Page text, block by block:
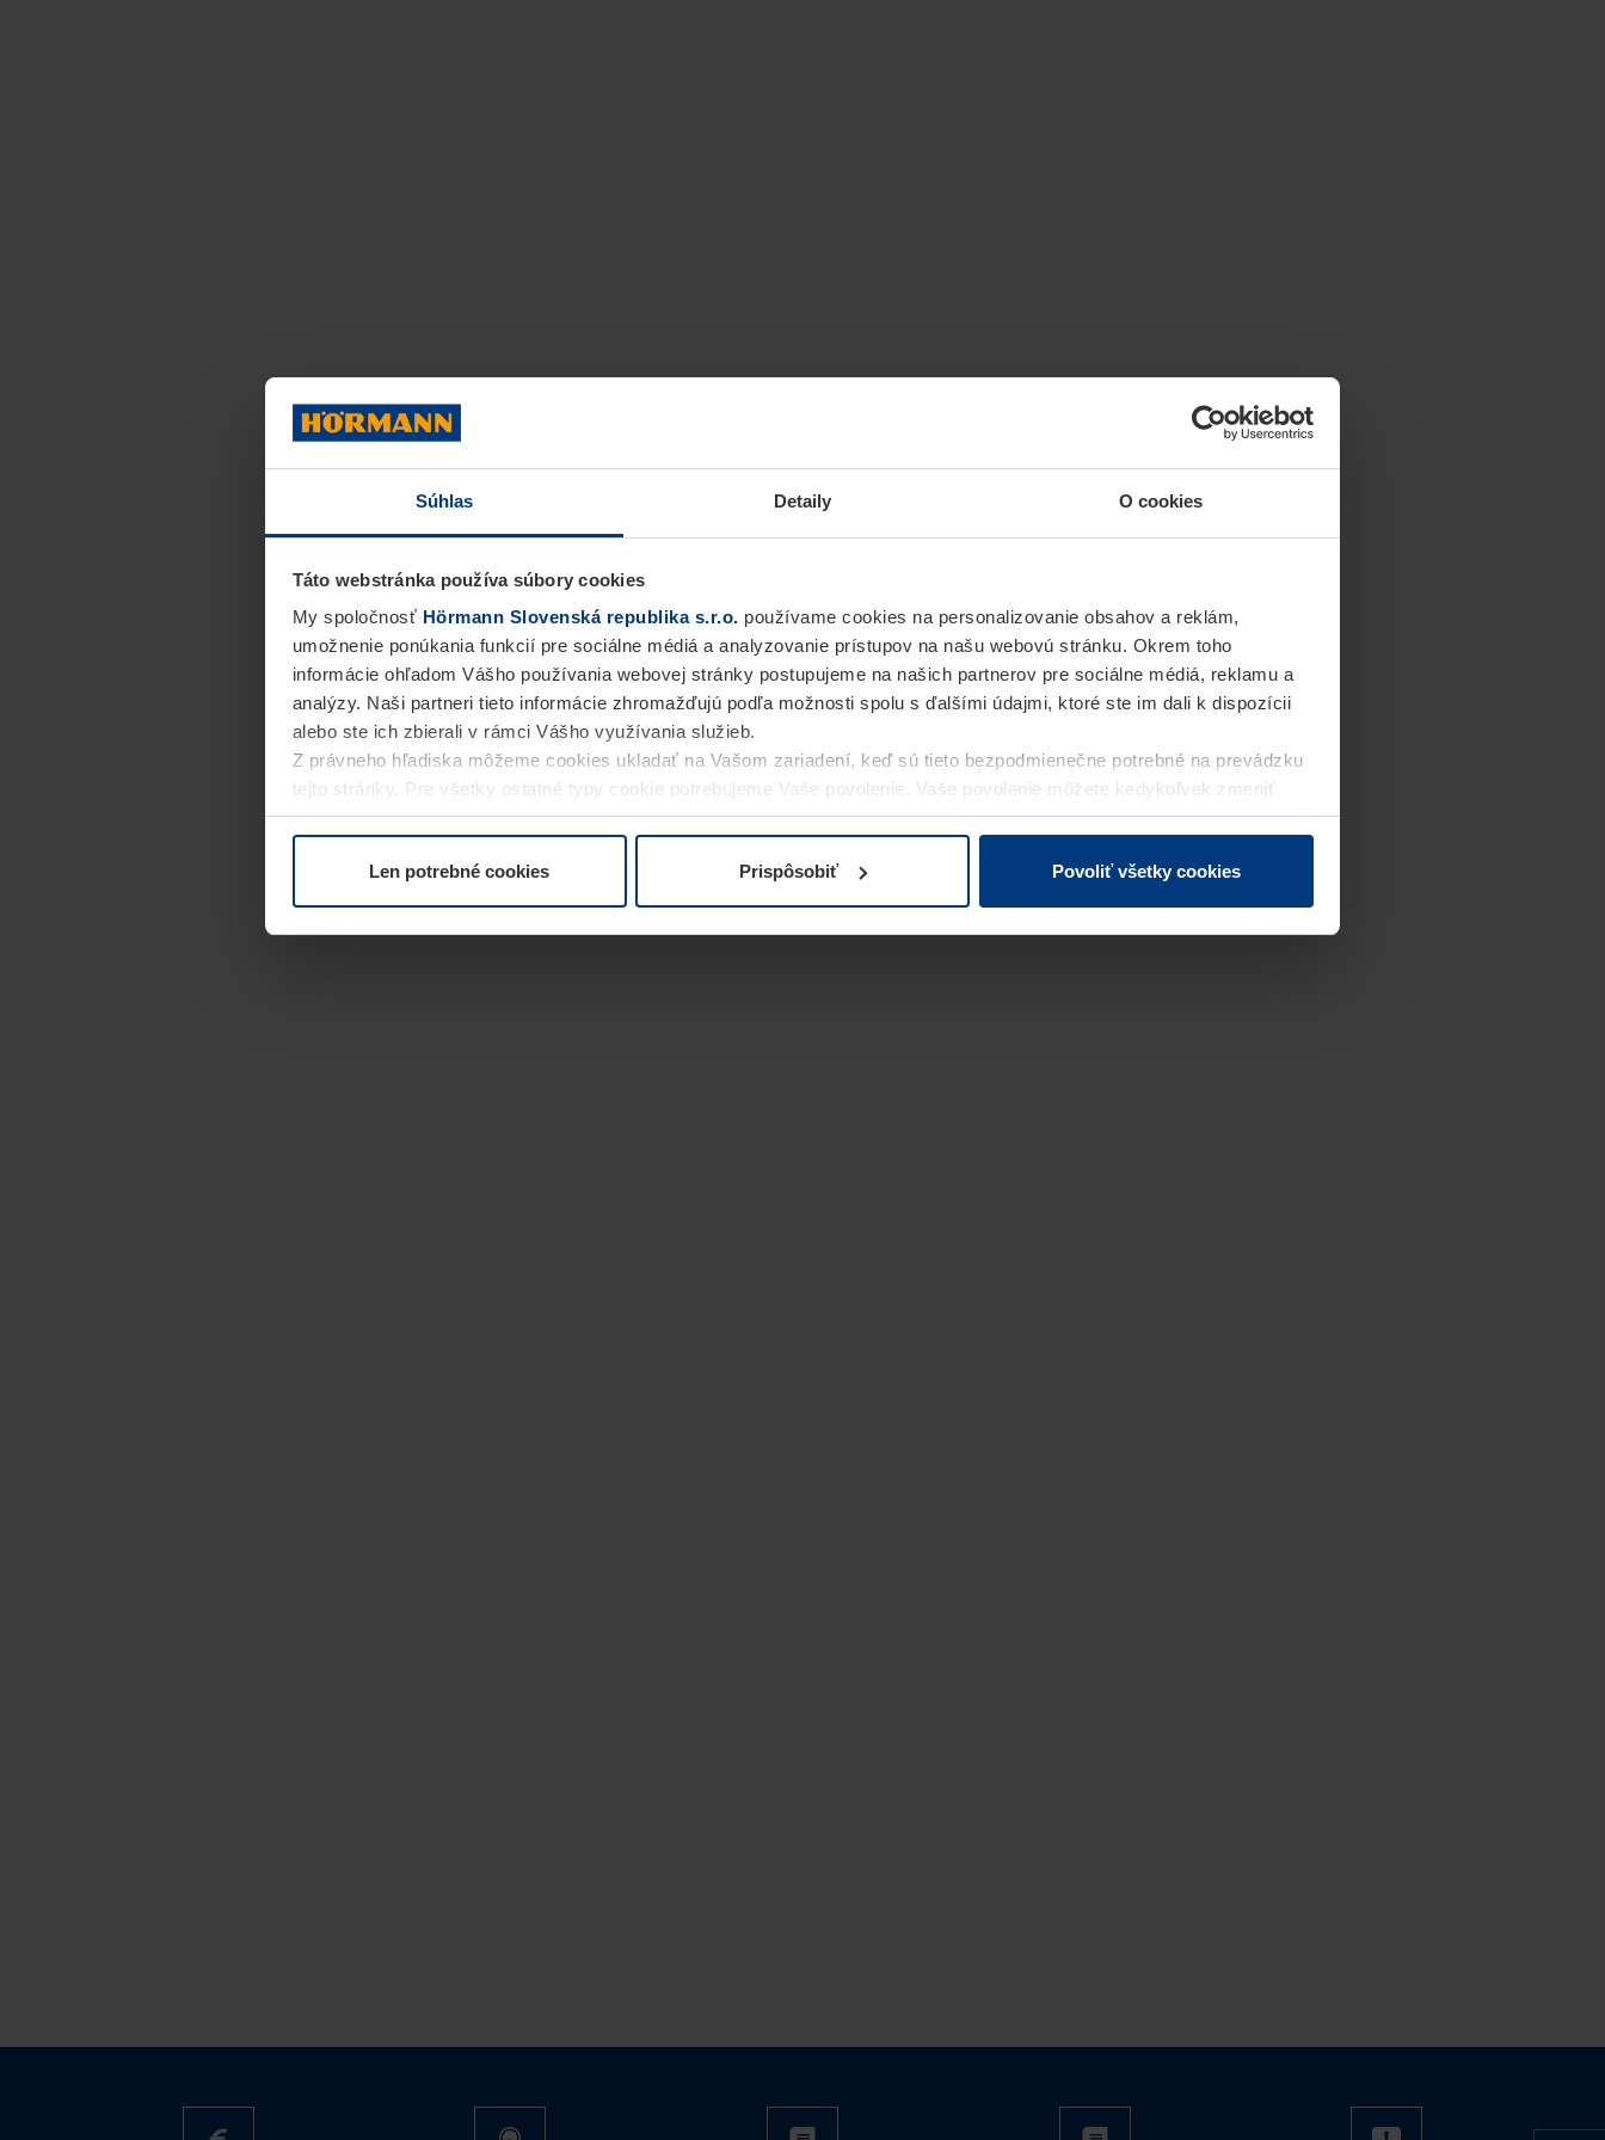
Súhlas Detaily O cookies
Táto webstránka používa súbory cookies
My spoločnosť Hörmann Slovenská republika s.r.o. používame cookies na personalizovanie obsahov a reklám,
umožnenie ponúkania funkcií pre sociálne médiá a analyzovanie prístupov na našu webovú stránku. Okrem toho
informácie ohľadom Vášho používania webovej stránky postupujeme na našich partnerov pre sociálne médiá, reklamu a
analýzy. Naši partneri tieto informácie zhromažďujú podľa možnosti spolu s ďalšími údajmi, ktoré ste im dali k dispozícii
alebo ste ich zbierali v rámci Vášho využívania služieb.
Z právneho hľadiska môžeme cookies ukladať na Vašom zariadení, keď sú tieto bezpodmienečne potrebné na prevádzku
tejto stránky. Pre všetky ostatné typy cookie potrebujeme Vaše povolenie. Vaše povolenie môžete kedykoľvek zmeniť
alebo odvolať vo vysvetlení cookie na stránkeVyhlásenie o ochrane osobných údajovnašej webovej stránky.
Len potrebné cookies Prispôsobiť Povoliť všetky cookies